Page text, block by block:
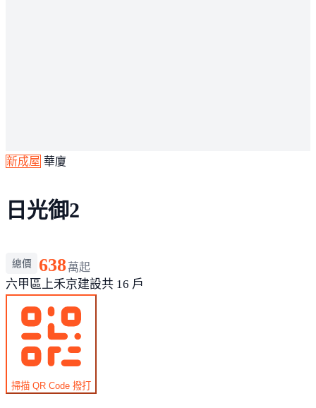
新成屋 華廈
日光御2
總價 638萬起
六甲區上禾京建設共 16 戶
掃描 QR Code 撥打